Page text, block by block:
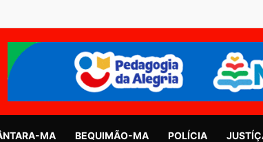
MA BEQUIMÃO-MA POLÍCIA